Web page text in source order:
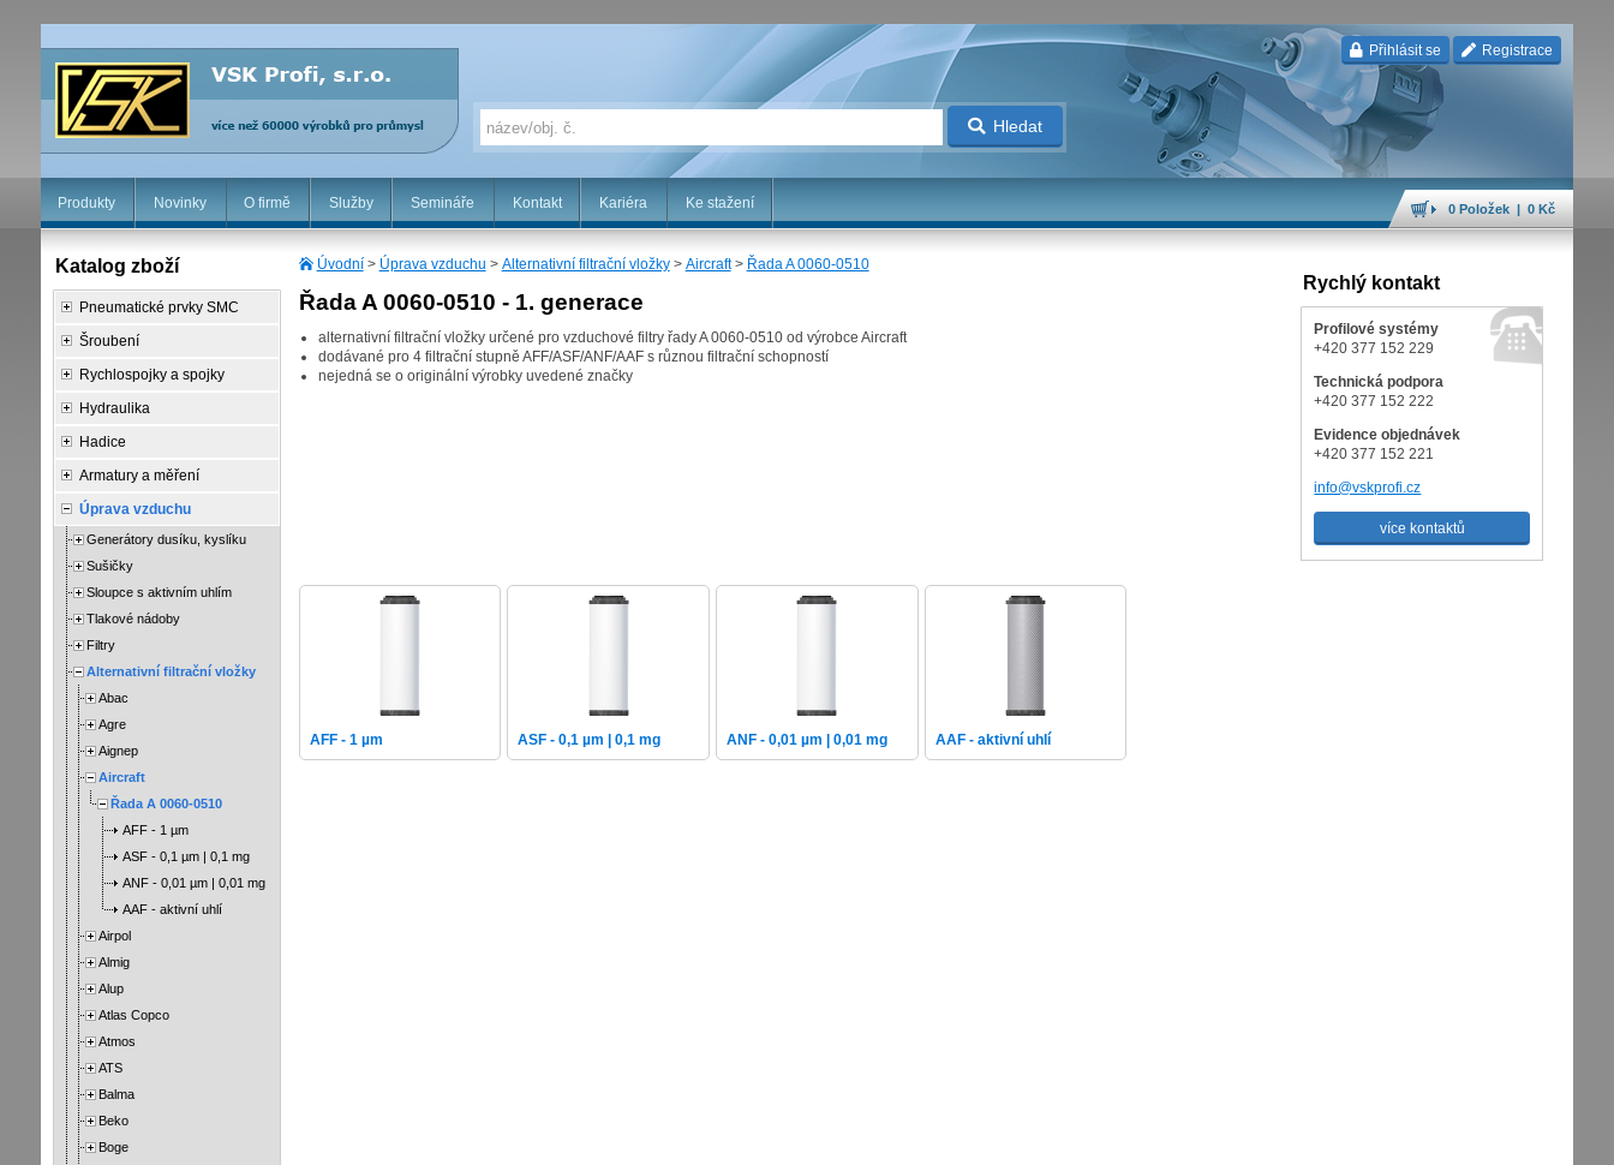
Přihlásit se Registrace
Hledat
Produkty Novinky O firmě Služby Semináře Kontakt Kariéra Ke stažení 0 Položek | 0 Kč
Úvodní> Úprava vzduchu > Alternativní filtrační vložky> Aircraft> Řada A 0060-0510
Rychlý kontakt
Profilové systémy
+420 377 152 229
Technická podpora
+420 377 152 222
Evidence objednávek
+420 377 152 221
info@vskprofi.cz
více kontaktů
Řada A 0060-0510 - 1. generace
alternativní filtrační vložky určené pro vzduchové filtry řady A 0060-0510 od výrobce Aircraft
dodávané pro 4 filtrační stupně AFF/ASF/ANF/AAF s různou filtrační schopností
nejedná se o originální výrobky uvedené značky
AFF - 1 µm ASF - 0,1 µm | 0,1 mg ANF - 0,01 µm | 0,01 mg AAF - aktivní uhlí
Katalog zboží
Pneumatické prvky SMC
Šroubení
Rychlospojky a spojky
Hydraulika
Hadice
Armatury a měření
Úprava vzduchu
Generátory dusíku, kyslíku
Sušičky
Sloupce s aktivním uhlím
Tlakové nádoby
Filtry
Alternativní filtrační vložky
Abac
Agre
Aignep
Aircraft
Řada A 0060-0510
AFF - 1 µm
ASF - 0,1 µm | 0,1 mg
ANF - 0,01 µm | 0,01 mg
AAF - aktivní uhlí
Airpol
Almig
Alup
Atlas Copco
Atmos
ATS
Balma
Beko
Boge